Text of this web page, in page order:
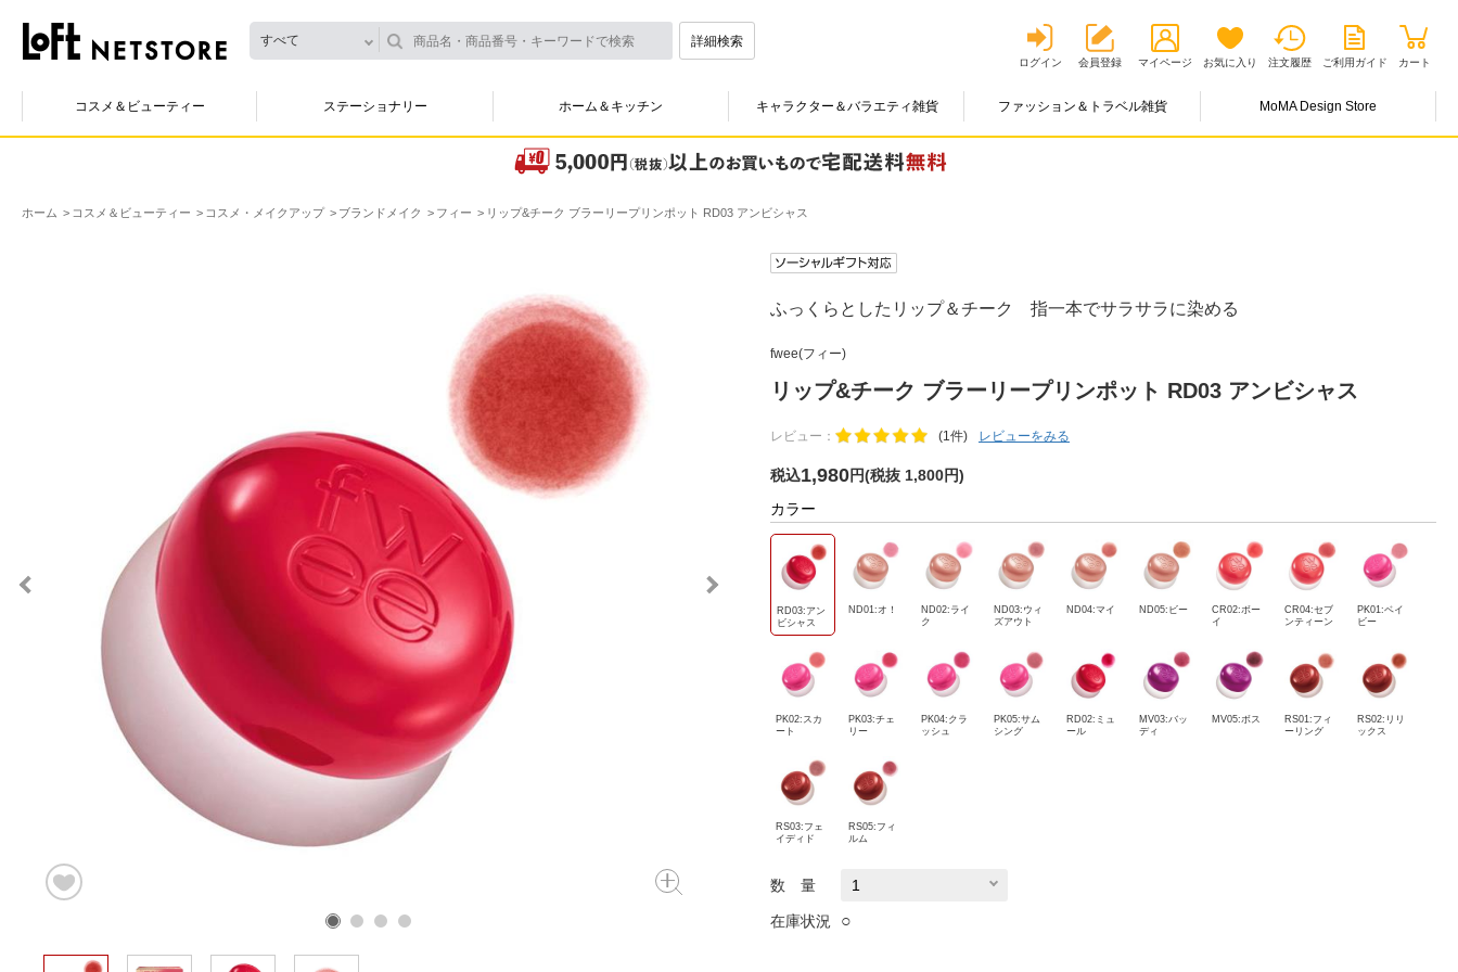
すべて 詳細検索
ログイン 会員登録 マイページ お気に入り 注文履歴 ご利用ガイド カート
コスメ＆ビューティー ステーショナリー ホーム＆キッチン キャラクター＆バラエティ雑貨 ファッション＆トラベル雑貨 MoMA Design Store
ホーム コスメ＆ビューティー コスメ・メイクアップ ブランドメイク フィー リップ&チーク ブラーリープリンポット RD03 アンビシャス
ふっくらとしたリップ＆チーク 指一本でサラサラに染める
fwee(フィー)
リップ&チーク ブラーリープリンポット RD03 アンビシャス
レビュー： (1件) レビューをみる
税込1,980円(税抜 1,800円)
カラー
RD03:アン
ビシャス
ND01:オ！
ND02:ライ
ク
ND03:ウィ
ズアウト
ND04:マイ ND05:ビー
CR02:ボー
イ
CR04:セブ
ンティーン
PK01:ベイ
ビー
PK02:スカ
ート
PK03:チェ
リー
PK04:クラ
ッシュ
PK05:サム
シング
RD02:ミュ
ール
MV03:バッ
ディ
MV05:ボス
RS01:フィ
ーリング
RS02:リリ
ックス
RS03:フェ
イディド
RS05:フィ
ルム
数 量
在庫状況 ○